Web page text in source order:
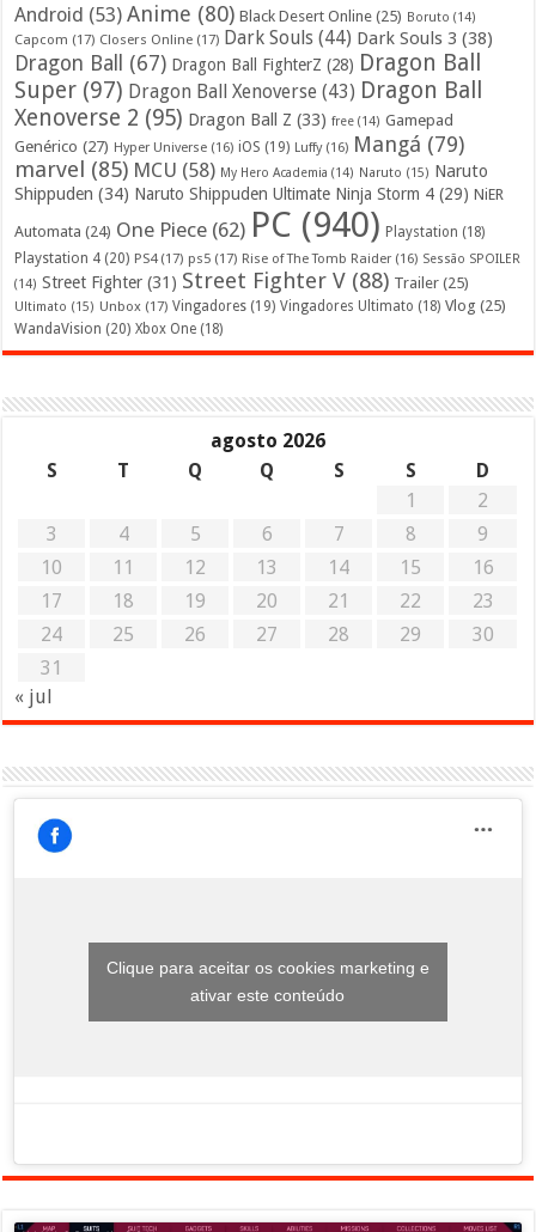
Android (53) Anime (80) Black Desert Online (25) Boruto (14)
Capcom (17) Closers Online (17) Dark Souls (44) Dark Souls 3 (38)
Dragon Ball (67) Dragon Ball FighterZ (28) Dragon Ball
Super (97) Dragon Ball Xenoverse (43) Dragon Ball
Xenoverse 2 (95) Dragon Ball Z (33) free (14) Gamepad
Genérico (27) Hyper Universe (16) iOS (19) Luffy(16) Mangá (79)
marvel (85) MCU (58) My Hero Academia (14) Naruto (15) Naruto
Shippuden (34) Naruto Shippuden Ultimate Ninja Storm 4 (29) NiER
Automata (24) One Piece (62) PC (940) Playstation (18)
Playstation 4 (20) PS4(17) ps5 (17) Rise of The Tomb Raider (16) Sessão SPOILER
(14) Street Fighter (31) Street Fighter V (88) Trailer (25)
Ultimato (15) Unbox (17) Vingadores (19) Vingadores Ultimato (18) Vlog (25)
WandaVision (20) Xbox One (18)
agosto 2026
S
T Q Q S S
D
1
2
3
4 5 6 7 8
9
10
11 12 13 14 15
16
17
18 19 20 21 22
23
24
25 26 27 28 29
30
31
« jul
Clique para aceitar os cookies marketing e
ativar este conteúdo